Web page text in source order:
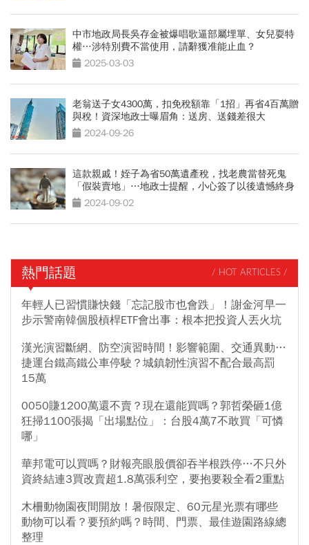
中市地政局長吳存金被爆唱歌逼部屬埋單、女兒耍特
權…涉特別費不當使用，請辭獲准能止血？
2025-03-03
老翁送子女4300萬，扣免稅額靠「1招」再省4百萬贈
與稅！資深地政士曝眉角：送房、送錢差很大
2024-09-26
這款親戚！姪子為省50萬遺產稅，找老農當替死鬼
「假裝賣地」…地政士提醒，小心簽了以後遺憾終身
2024-09-02
熱門話題 / HOT ARTICLES /
年輕人已習慣賺快錢「忘記股市也會跌」！謝金河早一
步示警南韓個股槓桿ETF會出事：根本把投資人丟火坑
漢光演習斷網、防空演習時間！影響範圍、交通異動…
捷運台鐵高鐵公車停駛？城鎮韌性演習不配合最高罰
15萬
0050賺1200萬還不賣？現在還能買嗎？郭哲榮砸1億
狂掃1100張揭「出場點位」：台股4萬7不敢買「可憐
哪」
華邦電可以買嗎？財報亮眼股價卻吞半根跌停…不只外
資終結連3買改賣超1.8萬張利空，要抱要殺全看2重點
木柵動物園夜間開放！暑假限定、60元星光票有哪些
動物可以看？要預約嗎？時間、門票、最佳遊園路線總
整理